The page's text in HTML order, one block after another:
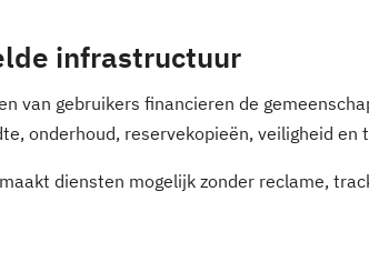
infrastructuur
van gebruikers financieren de
onderhoud, reservekopieën, veiligheid en
diensten mogelijk zonder reclame,